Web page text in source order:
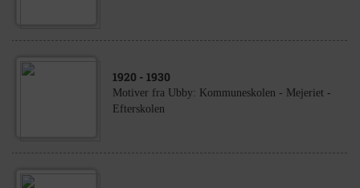
1920 - 1930
Motiver fra Ubby: Kommuneskolen - Mejeriet -
Efterskolen